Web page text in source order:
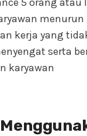
5 orang atau
menurun
kerja yang
serta
karyawan